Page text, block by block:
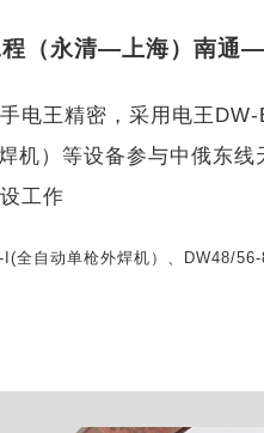
程（永清—上海）南通
电王精密，采用电王DW-
机）等设备参与中俄东
工作
全自动单枪外焊机）、DW48/56-